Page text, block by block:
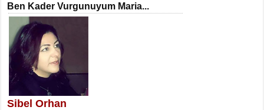
İSA KARATEPE
Ekranlar Arasında Kaybolan İnsan...
Ben Kader Vurgunuyum Maria...
Sibel Orhan